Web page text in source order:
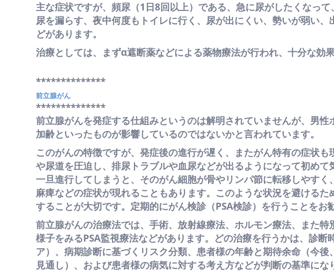
主な症状ですが、頻尿（1日8回以上）である、急に尿がしたくなっ
尿を漏らす、夜中何度もトイレに行く、尿が出にくい、勢いが弱い
どがあります。
治療としては、まずα遮断薬などによる薬物療法が行われ、十分な効
**************
前立腺がん
**************
前立腺がんを発症する仕組みというのは解明されていませんが、男
加齢といったものが影響しているのではないかと言われています。
このがんの特徴ですが、発症後の進行が遅く、またがん特有の症状
や尿道を圧迫し、排尿トラブルや血尿などが出るようになって初め
一旦進行してしまうと、そのがん細胞が骨やリンパ節に転移しやす
麻痺などの症状が現れることもあります。このような状況を避ける
することが大切です。定期的にがん検診（PSA検診）を行うことをお
前立腺がんの治療法では、手術、放射線療法、ホルモン療法、また
様子をみるPSA監視療法などがあります。どの治療を行うかは、診断
ア）、病期診断に基づくリスク分類、患者様の年齢と期待余命（今
見通し）、および患者様の病気に対する考え方などが判断の基準にな